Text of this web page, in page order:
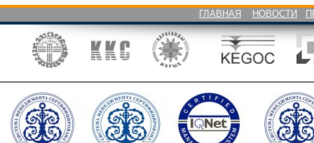
ГЛАВНАЯ НОВОСТИ